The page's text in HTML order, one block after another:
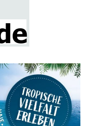
der Bau­mes­se-
Solaranlagen
Lin­gen liegt
Pho­to­
Aus­stel­ler
für die Strom­
Ergän­